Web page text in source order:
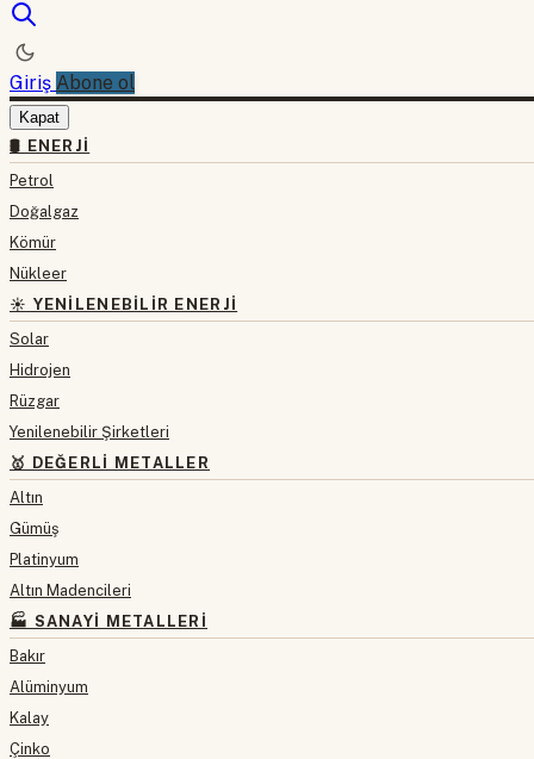
Giriş Abone ol
Kapat
🛢 ENERJI
Petrol
Doğalgaz
Kömür
Nükleer
☀️ YENILENEBILIR ENERJI
Solar
Hidrojen
Rüzgar
Yenilenebilir Şirketleri
🥇 DEĞERLI METALLER
Altın
Gümüş
Platinyum
Altın Madencileri
🏭 SANAYI METALLERI
Bakır
Alüminyum
Kalay
Çinko